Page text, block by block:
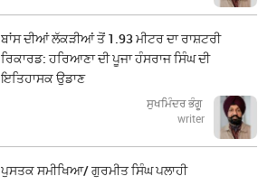
ਬਾਂਸ ਦੀਆਂ ਲੱਕੜੀਆਂ ਤੋਂ 1.93 ਮੀਟਰ ਦਾ ਰਾਸ਼ਟਰੀ
ਰਿਕਾਰਡ: ਹਰਿਆਣਾ ਦੀ ਪੂਜਾ ਹੰਸਰਾਜ ਸਿੰਘ ਦੀ
ਇਤਿਹਾਸਕ ਉਡਾਣ
ਸੁਖਮਿੰਦਰ ਭੰਗੂ
writer
ਪੁਸਤਕ ਸਮੀਖਿਆ/ ਗੁਰਮੀਤ ਸਿੰਘ ਪਲਾਹੀ